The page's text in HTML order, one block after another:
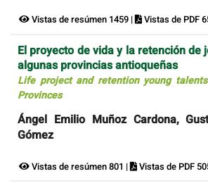
Vistas de resúmen 1459 | Vistas de PDF
El proyecto de vida y la retención de
algunas provincias antioqueñas
Life project and retention young
Provinces
Ángel Emilio Muñoz Cardona,
Gómez
Vistas de resúmen 801 | Vistas de PDF